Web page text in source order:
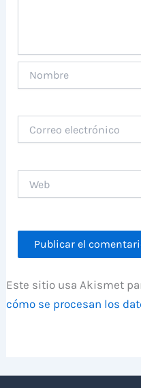
electrónico
Este sitio usa Akismet
cómo se procesan los